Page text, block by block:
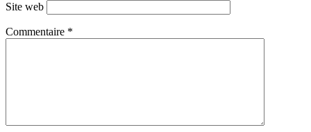
Site web
Commentaire *